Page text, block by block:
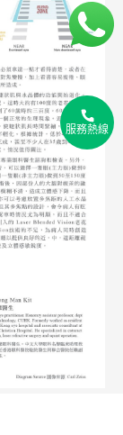
服務熱線